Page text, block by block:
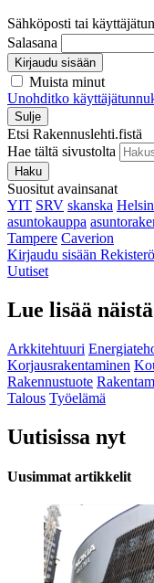
Sähköposti tai
Salasana
Kirjaudu sisään
Muista minut
Unohditko
Sulje
Etsi Rakennuslehti.fistä
Hae tältä sivustolta
Haku
Suositut avainsanat
YIT SRV skanska
asuntokauppa
Tampere Caverion
Kirjaudu sisään
Uutiset
Lue lisää
Arkkitehtuuri
Korjausrakentaminen
Rakennustuote
Talous Työelämä
Uutisissa nyt
Uusimmat artikkelit